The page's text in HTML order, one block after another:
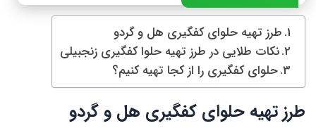
طرز تهیه حلوای کفگیری هل و گردو
نکات طلایی در طرز تهیه حلوا کفگیری زنجبیلی
حلوای کفگیری را از کجا تهیه کنیم؟
طرز تهیه حلوای کفگیری هل و گردو